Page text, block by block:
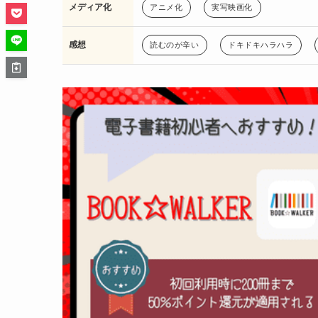
メディア化 アニメ化 実写映画化
感想 読むのが辛い ドキドキハラハラ